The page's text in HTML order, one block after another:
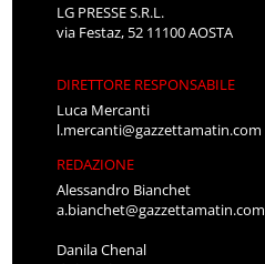
LG PRESSE S.R.L.
via Festaz, 52 11100 AOSTA
DIRETTORE RESPONSABILE
Luca Mercanti
l.mercanti@gazzettamatin.com
REDAZIONE
Alessandro Bianchet
a.bianchet@gazzettamatin.com
Danila Chenal